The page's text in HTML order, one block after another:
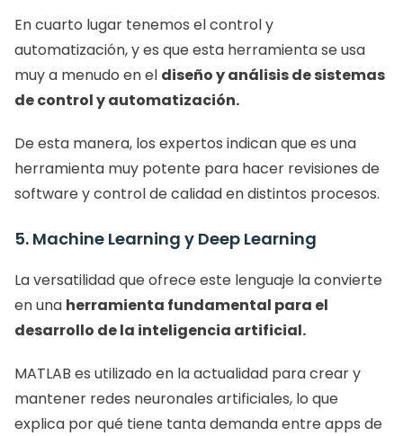
En cuarto lugar tenemos el control y
automatización, y es que esta herramienta se usa
muy a menudo en el diseño y análisis de sistemas
de control y automatización.
De esta manera, los expertos indican que es una
herramienta muy potente para hacer revisiones de
software y control de calidad en distintos procesos.
5. Machine Learning y Deep Learning
La versatilidad que ofrece este lenguaje la convierte
en una herramienta fundamental para el
desarrollo de la inteligencia artificial.
MATLAB es utilizado en la actualidad para crear y
mantener redes neuronales artificiales, lo que
explica por qué tiene tanta demanda entre apps de